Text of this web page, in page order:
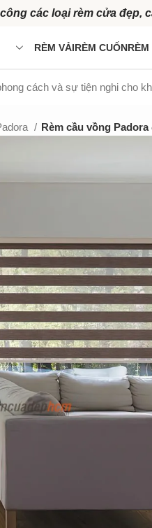
các loại rèm cửa đẹp,
RÈM VẢIRÈM CUỐNRÈM
cách và sự tiện nghi cho
Rèm cầu vồng